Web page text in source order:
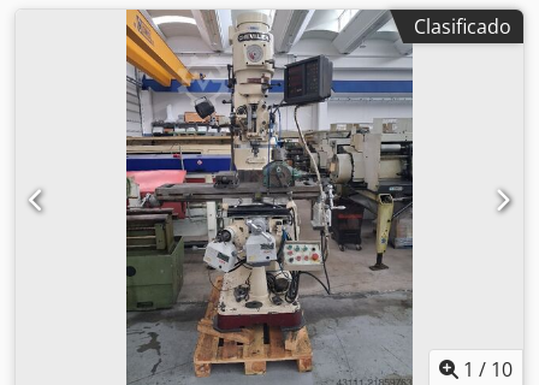
Clasificado
1 / 10